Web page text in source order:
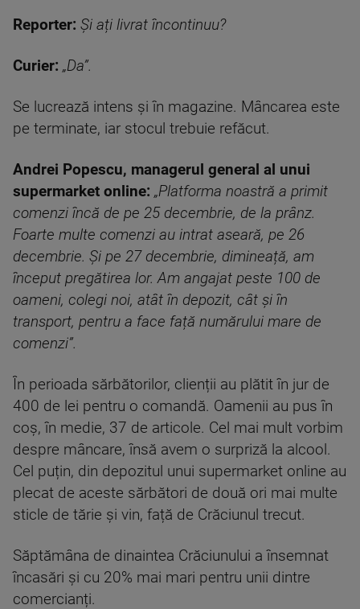
Reporter: Și ați livrat încontinuu?
Curier: „Da”.
Se lucrează intens și în magazine. Mâncarea este
pe terminate, iar stocul trebuie refăcut.
Andrei Popescu, managerul general al unui
supermarket online: „Platforma noastră a primit
comenzi încă de pe 25 decembrie, de la prânz.
Foarte multe comenzi au intrat aseară, pe 26
decembrie. Și pe 27 decembrie, dimineață, am
început pregătirea lor. Am angajat peste 100 de
oameni, colegi noi, atât în depozit, cât și în
transport, pentru a face față numărului mare de
comenzi”.
În perioada sărbătorilor, clienții au plătit în jur de
400 de lei pentru o comandă. Oamenii au pus în
coș, în medie, 37 de articole. Cel mai mult vorbim
despre mâncare, însă avem o surpriză la alcool.
Cel puțin, din depozitul unui supermarket online au
plecat de aceste sărbători de două ori mai multe
sticle de tărie și vin, față de Crăciunul trecut.
Săptămâna de dinaintea Crăciunului a însemnat
încasări și cu 20% mai mari pentru unii dintre
comercianți.